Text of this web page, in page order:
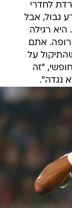
לחדרי
גבול, אבל
רגילה
אתם
על
"זה
נגדה".